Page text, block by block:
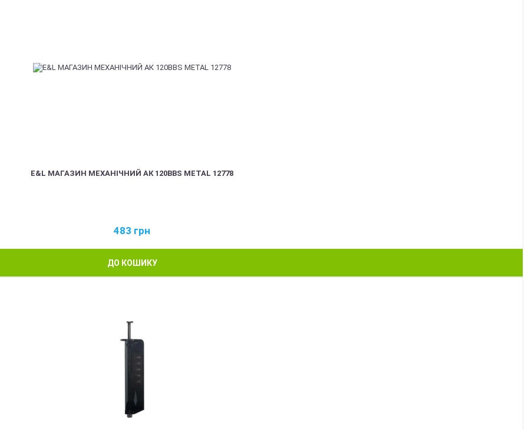
E&L МАГАЗИН МЕХАНІЧНИЙ АК 120BBS METAL 12778
483 грн
ДО КОШИКУ